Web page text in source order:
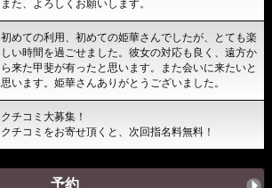
を過ごせました。
また、よろしくお願いします。
初めての利用、初めての姫華さんでしたが、とても楽
しい時間を過ごせました。彼女の対応も良く、遠方か
思います。姫華さんありがとうございました。
クチコミをお寄せ頂くと、次回指名料無料！